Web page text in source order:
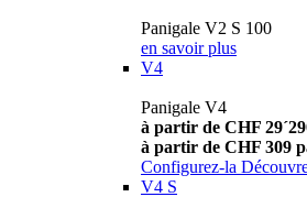
Panigale V2 S 100
en savoir plus
V4
Panigale V4
à partir de CHF
à partir de CHF 309
Configurez-la
V4 S